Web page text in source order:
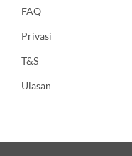
FAQ
Privasi
T&S
Ulasan